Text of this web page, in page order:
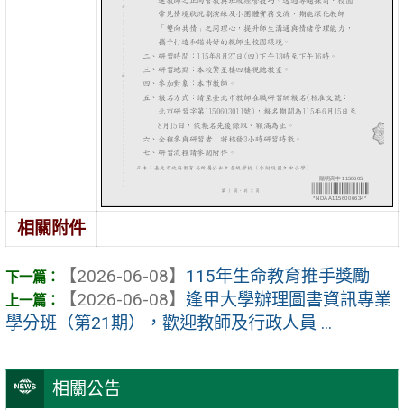
相關公告
相關附件
【2026-06-08】 115年生命教育推手獎勵
【2026-06-08】 逢甲大學辦理圖書資訊專業
學分班（第21期），歡迎教師及行政人員 ...